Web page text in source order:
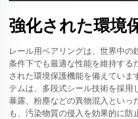
強化された環境
レール用ベアリングは、世界中
条件下でも最適な性能を維持する
された環境保護機能を備えていま
テムは、多段式シール技術を採用
暴露、粉塵などの異物混入といっ
も、汚染物質の侵入を効果的に